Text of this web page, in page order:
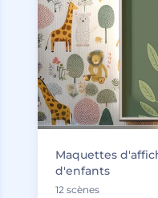
Maquettes
d'enfants
12 scènes